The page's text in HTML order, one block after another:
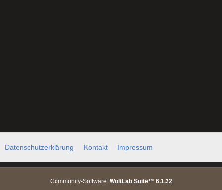
Datenschutzerklärung Kontakt Impressum
Community-Software: WoltLab Suite™ 6.1.22